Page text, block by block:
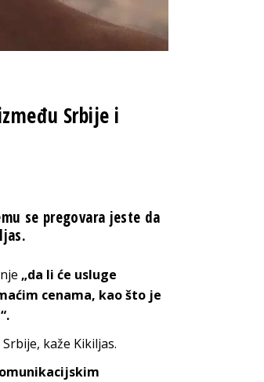
Srbije i
se pregovara jeste da
„da li će usluge
cenama, kao što je
kaže Kikiljas.